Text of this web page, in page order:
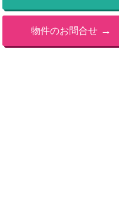
物件のお問合せ